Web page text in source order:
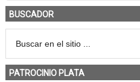
BUSCADOR
PATROCINIO PLATA